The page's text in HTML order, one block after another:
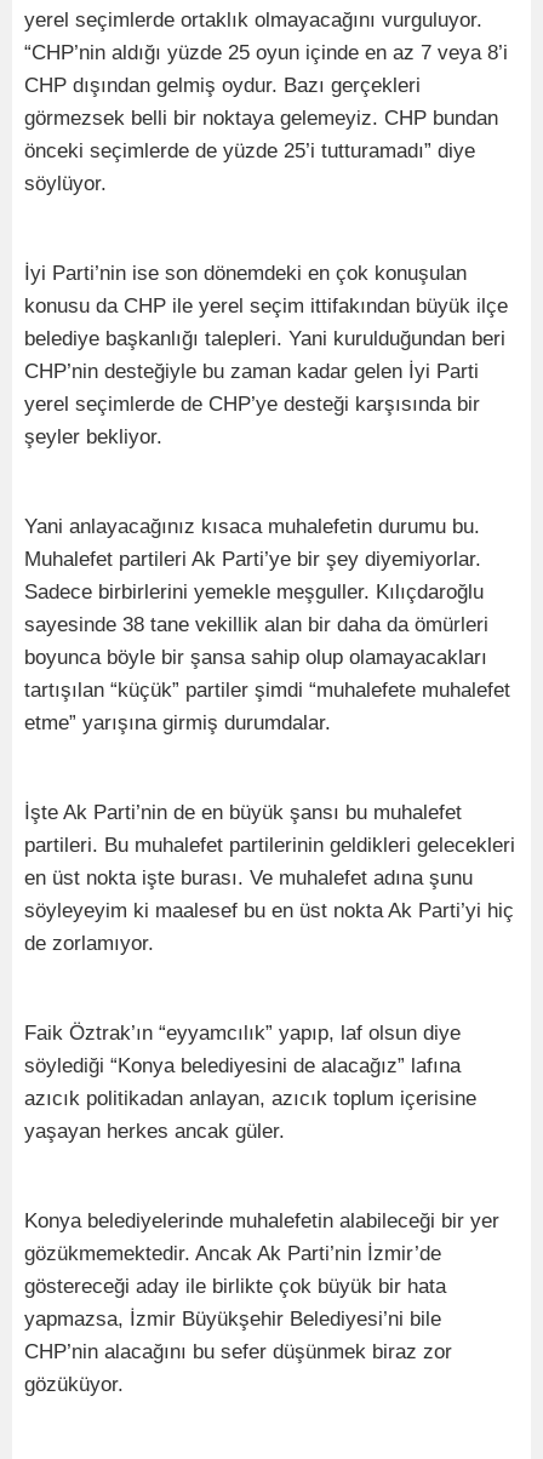
yerel seçimlerde ortaklık olmayacağını vurguluyor.
“CHP’nin aldığı yüzde 25 oyun içinde en az 7 veya 8’i
CHP dışından gelmiş oydur. Bazı gerçekleri
görmezsek belli bir noktaya gelemeyiz. CHP bundan
önceki seçimlerde de yüzde 25’i tutturamadı” diye
söylüyor.
İyi Parti’nin ise son dönemdeki en çok konuşulan
konusu da CHP ile yerel seçim ittifakından büyük ilçe
belediye başkanlığı talepleri. Yani kurulduğundan beri
CHP’nin desteğiyle bu zaman kadar gelen İyi Parti
yerel seçimlerde de CHP’ye desteği karşısında bir
şeyler bekliyor.
Yani anlayacağınız kısaca muhalefetin durumu bu.
Muhalefet partileri Ak Parti’ye bir şey diyemiyorlar.
Sadece birbirlerini yemekle meşguller. Kılıçdaroğlu
sayesinde 38 tane vekillik alan bir daha da ömürleri
boyunca böyle bir şansa sahip olup olamayacakları
tartışılan “küçük” partiler şimdi “muhalefete muhalefet
etme” yarışına girmiş durumdalar.
İşte Ak Parti’nin de en büyük şansı bu muhalefet
partileri. Bu muhalefet partilerinin geldikleri gelecekleri
en üst nokta işte burası. Ve muhalefet adına şunu
söyleyeyim ki maalesef bu en üst nokta Ak Parti’yi hiç
de zorlamıyor.
Faik Öztrak’ın “eyyamcılık” yapıp, laf olsun diye
söylediği “Konya belediyesini de alacağız” lafına
azıcık politikadan anlayan, azıcık toplum içerisine
yaşayan herkes ancak güler.
Konya belediyelerinde muhalefetin alabileceği bir yer
gözükmemektedir. Ancak Ak Parti’nin İzmir’de
göstereceği aday ile birlikte çok büyük bir hata
yapmazsa, İzmir Büyükşehir Belediyesi’ni bile
CHP’nin alacağını bu sefer düşünmek biraz zor
gözüküyor.